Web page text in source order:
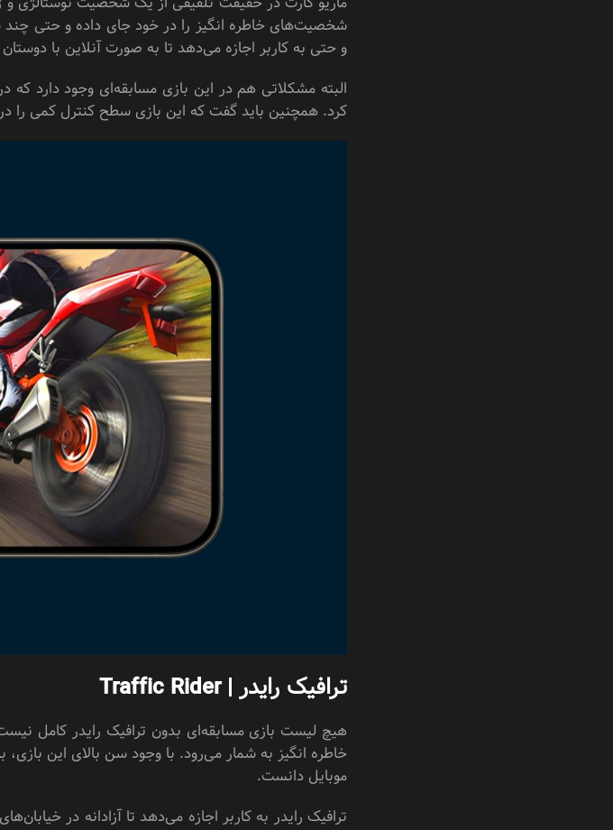
شخصیت‌های خاطره‌‌ انگیز را در خود جای داده و حتی چند
و حتی به کاربر اجازه می‌دهد تا به صورت آنلاین با
البته مشکلاتی هم در این بازی مسابقه‌ای وجود دارد
کرد. همچنین باید گفت که این بازی سطح کنترل کمی را در
ترافیک رایدر | Traffic Rider
هیچ لیست بازی مسابقه‌ای بدون ترافیک رایدر کامل
خاطره‌ انگیز به شمار می‌رود. با وجود سن بالای این
موبایل دانست.
ترافیک رایدر به کاربر اجازه می‌دهد تا آزادانه در